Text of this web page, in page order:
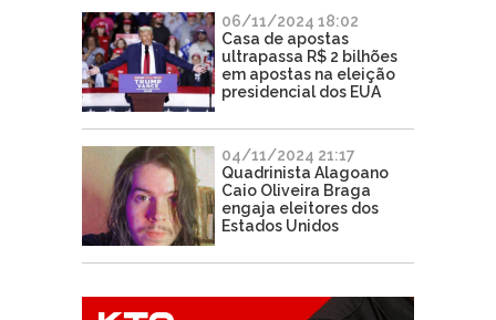
06/11/2024 18:02
Casa de apostas
ultrapassa R$ 2 bilhões
em apostas na eleição
presidencial dos EUA
04/11/2024 21:17
Quadrinista Alagoano
Caio Oliveira Braga
engaja eleitores dos
Estados Unidos